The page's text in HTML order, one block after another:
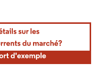
une attribution sous CC BY